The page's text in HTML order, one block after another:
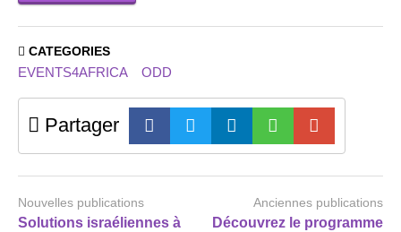
CATEGORIES
EVENTS4AFRICA ODD
Partager
Nouvelles publications
Solutions israéliennes à
Anciennes publications
Découvrez le programme